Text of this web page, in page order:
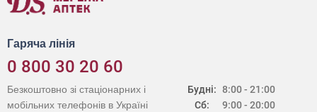
Гаряча лінія
0 800 30 20 60
Будні:
Сб:
8:00 - 21:00
9:00 - 20:00
Безкоштовно зі стаціонарних і
мобільних телефонів в Україні